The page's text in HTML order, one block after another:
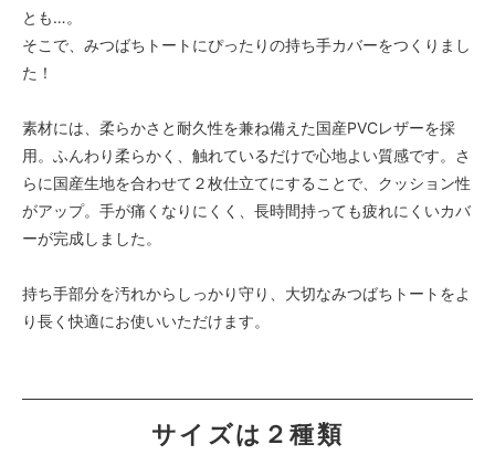
とも…。
そこで、みつばちトートにぴったりの持ち手カバーをつくりまし
た！
素材には、柔らかさと耐久性を兼ね備えた国産PVCレザーを採
用。ふんわり柔らかく、触れているだけで心地よい質感です。さ
らに国産生地を合わせて２枚仕立てにすることで、クッション性
がアップ。手が痛くなりにくく、長時間持っても疲れにくいカバ
ーが完成しました。
持ち手部分を汚れからしっかり守り、大切なみつばちトートをよ
り長く快適にお使いいただけます。
サイズは２種類